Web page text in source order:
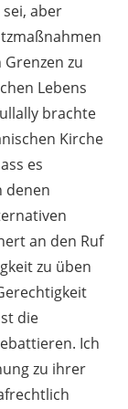
aber
zu
Lebens
brachte
Kirche
es
denen
an den Ruf
zu üben
die
Ich
zu ihrer